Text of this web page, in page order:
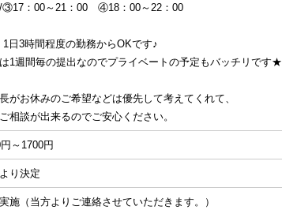
③17：00～21：00　④18：00～22：00
日3時間程度の勤務からOKです♪
1週間毎の提出なのでプライベートの予定もバッチリです★
がお休みのご希望などは優先して考えてくれて、
相談が出来るのでご安心ください。
～1700円
り決定
施（当方よりご連絡させていただきます。）